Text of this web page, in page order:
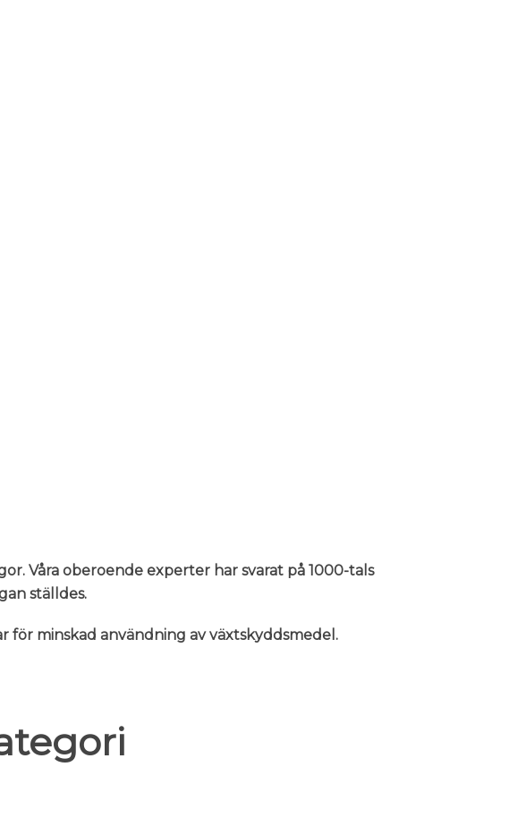
Våra oberoende experter har svarat på 1000-tals
ställdes.
för minskad användning av växtskyddsmedel.